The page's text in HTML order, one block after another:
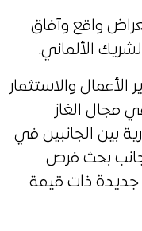
واقع وآفاق
الألماني.
والاستثمار
مجال الغاز
بين الجانبين في
جانب بحث فرص
ذات قيمة